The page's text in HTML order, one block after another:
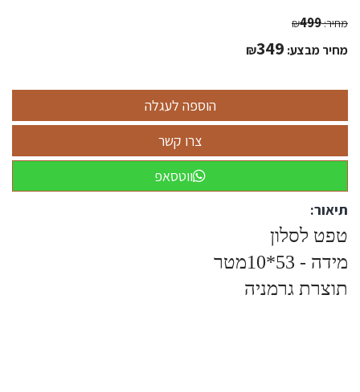
מחיר: ₪499
מחיר מבצע: ₪349
ווטסאפ
תיאור:
טפט לסלון
מידה - 53*10מטר
תוצרת גרמניה